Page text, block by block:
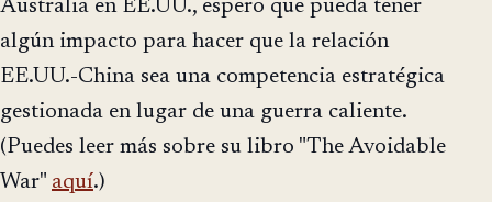
Australia en EE.UU., espero que pueda tener
algún impacto para hacer que la relación
EE.UU.-China sea una competencia estratégica
gestionada en lugar de una guerra caliente.
(Puedes leer más sobre su libro "The Avoidable
War" aquí.)